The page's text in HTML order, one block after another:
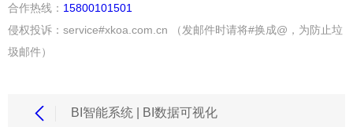
合作热线： 15800101501
侵权投诉：service#xkoa.com.cn （发邮件时请将#换成@，为防止垃
圾邮件）
BI智能系统 | BI数据可视化